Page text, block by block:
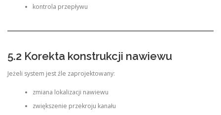
kontrola przepływu
5.2 Korekta konstrukcji nawiewu
Jeżeli system jest źle zaprojektowany:
zmiana lokalizacji nawiewu
zwiększenie przekroju kanału